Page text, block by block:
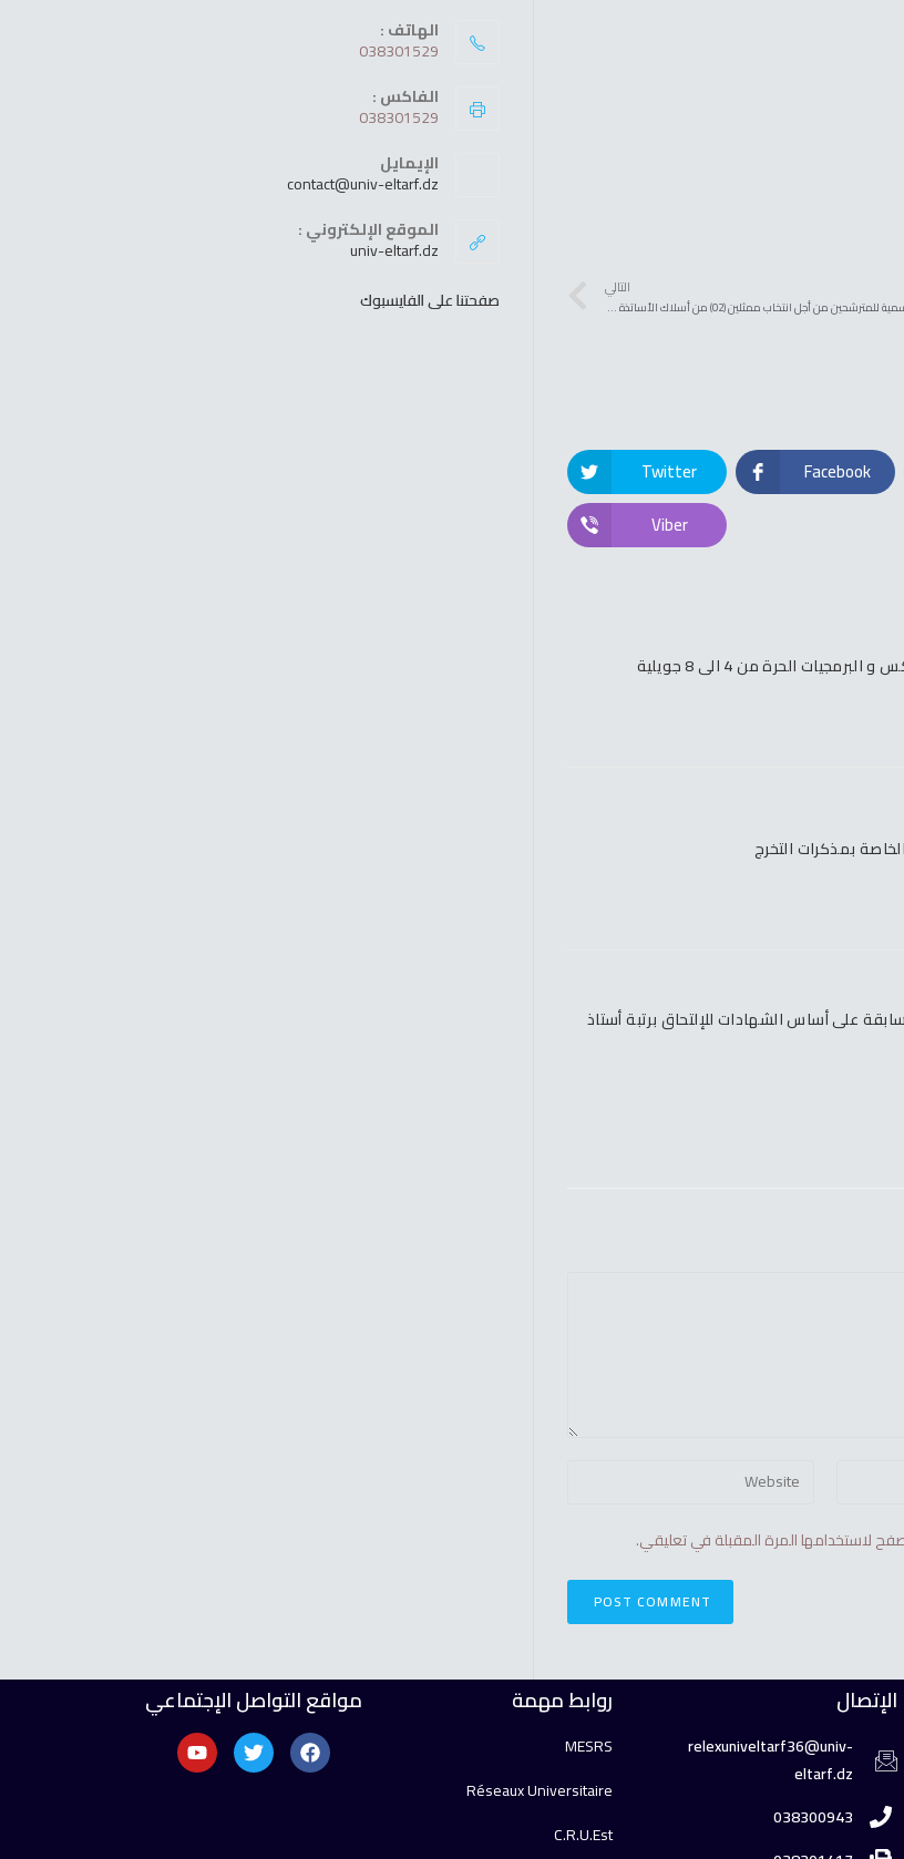
التالي
القائمة الإسمية للمترشحين من أجل انتخاب ممثلين (02) من أسلاك الأساتذة المساعدين لتمثيلهم في مجلس الإدارة
Twitter
Facebook
Viber
الحرة من 4 الى 8 جويلية
بمذكرات التخرج
على أساس الشهادات للإلتحاق برتبة أستاذ
لاستخدامها المرة المقبلة في تعليقي.
الهاتف :
038301529
الفاكس :
038301529
الإيمايل
contact@univ-eltarf.dz
الموقع الإلكتروني :
univ-eltarf.dz
صفحتنا على الفايسبوك
الإتصال
relexuniveltarf36@univ-
eltarf.dz
038300943
روابط مهمة
MESRS
Réseaux Universitaire
C.R.U.Est
مواقع التواصل الإجتماعي